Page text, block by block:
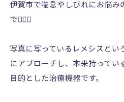
伊賀市で喘息やしびれにお悩み
で💁🏻‍♂️
写真に写っているレメシスとい
にアプローチし、本来持ってい
目的とした治療機器です。